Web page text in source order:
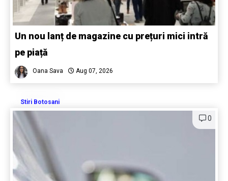
Un nou lanț de magazine cu prețuri mici intră
pe piață
Oana Sava Aug 07, 2026
Stiri Botosani
0